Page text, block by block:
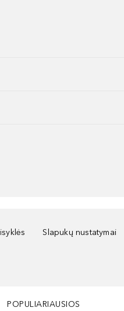
Slapukų nustatymai
POPULIARIAUSIOS